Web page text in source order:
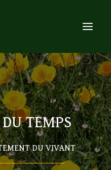
TEMPS
DU VIVANT